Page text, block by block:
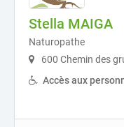
Stella MAIGA
Naturopathe
600 Chemin des
Accès aux